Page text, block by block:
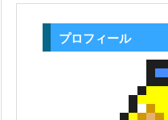
プロフィール